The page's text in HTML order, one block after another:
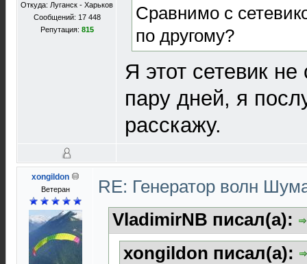
Откуда: Луганск - Харьков
Сообщений: 17 448
Репутация: 815
Сравнимо с
по другому?
Я этот сетевик
пару дней, я
расскажу.
xongildon
Ветеран
RE: Генератор волн
VladimirNB писал(а):
xongildon писал(а):